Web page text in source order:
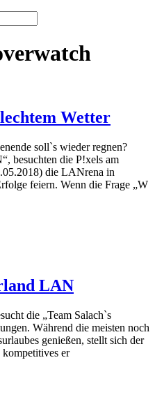
Wetter
soll`s wieder regnen?
besuchten die P!xels am
die LANrena in
feiern. Wenn die Frage „W
LAN
die „Team Salach`s
Während die meisten noch
genießen, stellt sich der
er